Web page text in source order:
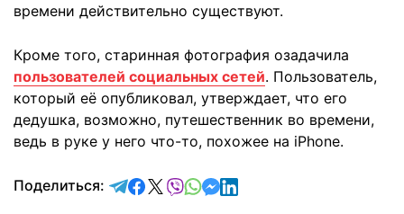
времени действительно существуют.
Кроме того, старинная фотография озадачила
пользователей социальных сетей. Пользователь,
который её опубликовал, утверждает, что его
дедушка, возможно, путешественник во времени,
ведь в руке у него что-то, похожее на iPhone.
Поделиться: отправить в Telegram
поделиться в Facebook
поделиться в X
отправить в Viber
отправить в Whatsapp
отправить в Messenger
отправить в LinkedIn